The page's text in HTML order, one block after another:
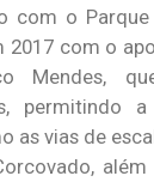
com o
2017 com o
Mendes,
permitindo
as vias de